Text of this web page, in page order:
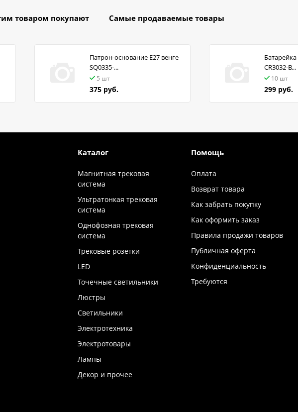
товаром покупают Самые продаваемые товары
Патрон-основание Е27 венге
SQ0335-...
5 шт
375 руб.
CR3032-B...
10 шт
299 руб.
Каталог
Магнитная трековая
система
Ультратонкая трековая
система
Однофозная трековая
система
Трековые розетки
LED
Точечные светильники
Люстры
Светильники
Электротехника
Электротовары
Лампы
Декор и прочее
Помощь
Оплата
Возврат товара
Как забрать покупку
Как оформить заказ
Правила продажи товаров
Публичная оферта
Конфиденциальность
Требуются